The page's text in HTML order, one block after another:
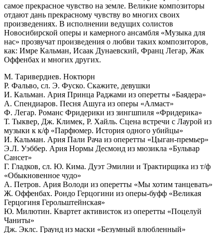
самое прекрасное чувство на земле. Великие композиторы
отдают дань прекрасному чувству во многих своих
произведениях. В исполнении ведущих солистов
Новосибирской оперы и камерного ансамбля «Музыка для
нас» прозвучат произведения о любви таких композиторов,
как: Имре Кальман, Исаак Дунаевский, Франц Легар, Жак
Оффенбах и многих других.
М. Таривердиев. Ноктюрн
Р. Фальво, сл. Э. Фуско. Скажите, девушки
И. Кальман. Ария Принца Раджами из оперетты «Баядера»
А. Спендиаров. Песня Ашуга из оперы «Алмаст»
Ф. Легар. Романс Фридерики из зингшпиля «Фридерика»
Т. Тыквер, Дж. Климек, Р. Хайль. Сцена встречи с Лаурой из
музыки к к/ф «Парфюмер. История одного убийцы»
И. Кальман. Ария Пали Рача из оперетты «Цыган-премьер»
Э.Л. Уэббер. Ария Нормы Десмонд из мюзикла «Бульвар
Сансет»
Г. Гладков, сл. Ю. Кима. Дуэт Эмилии и Трактирщика из т/ф
«Обыкновенное чудо»
А. Петров. Ария Володи из оперетты «Мы хотим танцевать»
Ж. Оффенбах. Рондо Герцогини из оперы-буфф «Великая
Герцогиня Герольштейнская»
Ю. Милютин. Квартет активисток из оперетты «Поцелуй
Чаниты»
Дж. Эклс. Граунд из маски «Безумный влюбленный»